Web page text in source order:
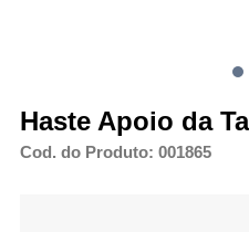
Haste Apoio da
Cod. do Produto: 001865